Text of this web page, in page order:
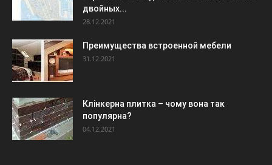
двойных...
28.12.2021
Преимущества встроенной мебели
31.12.2021
Клінкерна плитка – чому вона так
популярна?
04.12.2021